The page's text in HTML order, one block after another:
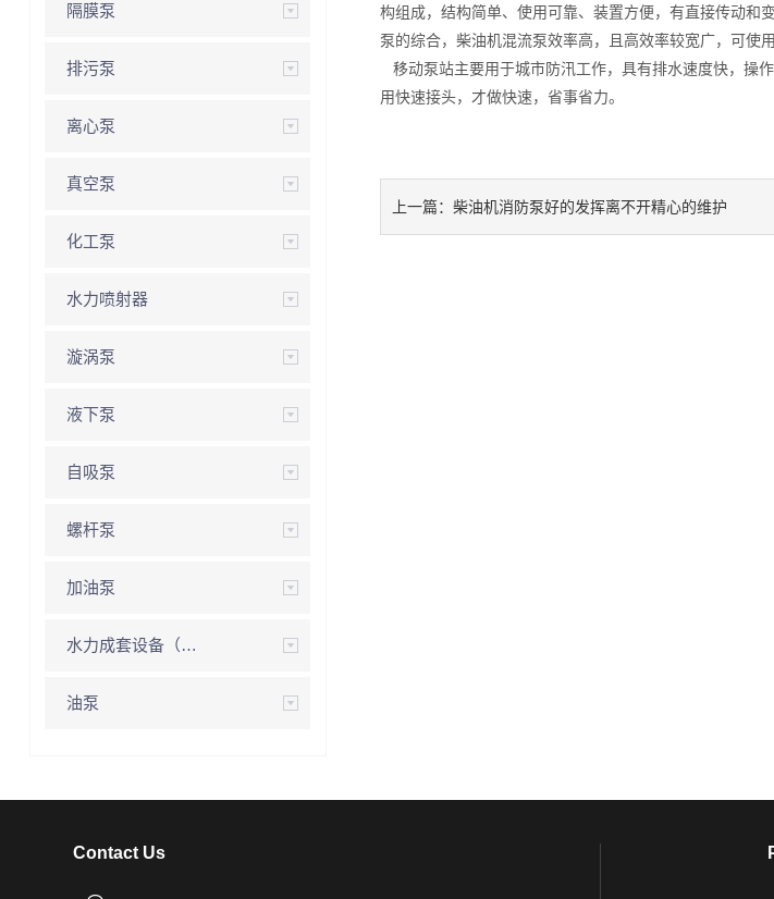
构组成，结构简单、使用可靠、装置方便，有直接传动和
泵的综合，柴油机混流泵效率高，且高效率较宽广，可使
移动泵站主要用于城市防汛工作，具有排水速度快，操
用快速接头，才做快速，省事省力。
上一篇：柴油机消防泵好的发挥离不开精心的维护
隔膜泵
排污泵
离心泵
真空泵
化工泵
水力喷射器
漩涡泵
液下泵
自吸泵
螺杆泵
加油泵
水力成套设备（供水设备）
油泵
Contact Us